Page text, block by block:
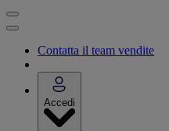
Contatta il team vendite
Accedi